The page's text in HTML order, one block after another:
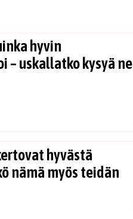
hyvin
– uskallatko kysyä ne
hyvästä
nämä myös teidän